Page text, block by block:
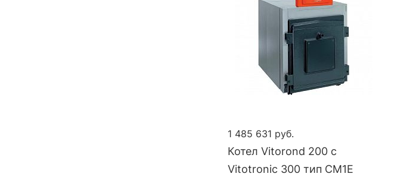
1 485 631 руб.
Котел Vitorond 200 с
Vitotronic 300 тип CM1E